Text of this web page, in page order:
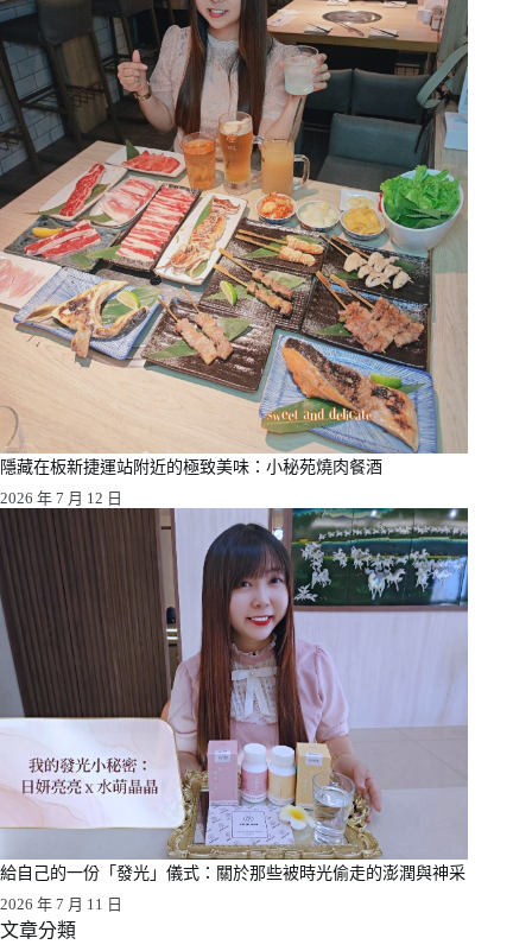
隱藏在板新捷運站附近的極致美味：小秘苑燒肉餐酒
2026 年 7 月 12 日
給自己的一份「發光」儀式：關於那些被時光偷走的澎潤與神采
2026 年 7 月 11 日
文章分類